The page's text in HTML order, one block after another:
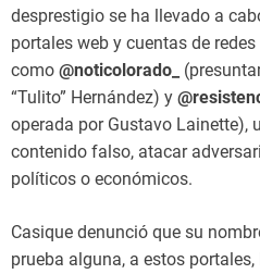
desprestigio se ha llevado a
portales web y cuentas de
como @noticolorado_
“Tulito” Hernández) y
operada por Gustavo Lainette),
contenido falso, atacar
políticos o económicos.
Casique denunció que su
prueba alguna, a estos